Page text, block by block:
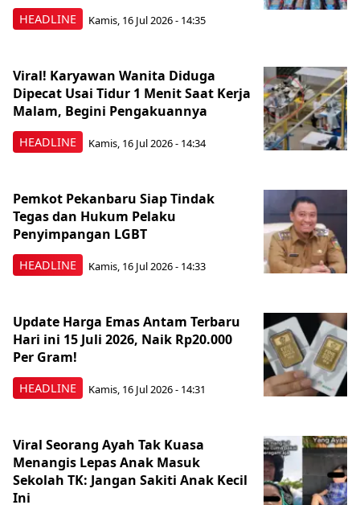
HEADLINE Kamis, 16 Jul 2026 - 14:35
HEADLINE
Viral! Karyawan Wanita Diduga
Dipecat Usai Tidur 1 Menit Saat Kerja
Malam, Begini Pengakuannya
Kamis, 16 Jul 2026 - 14:34
HEADLINE
Pemkot Pekanbaru Siap Tindak
Tegas dan Hukum Pelaku
Penyimpangan LGBT
Kamis, 16 Jul 2026 - 14:33
HEADLINE
Update Harga Emas Antam Terbaru
Hari ini 15 Juli 2026, Naik Rp20.000
Per Gram!
Kamis, 16 Jul 2026 - 14:31
Viral Seorang Ayah Tak Kuasa
Menangis Lepas Anak Masuk
Sekolah TK: Jangan Sakiti Anak Kecil
Ini